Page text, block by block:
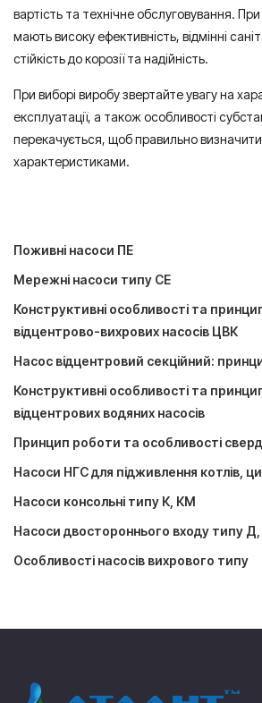
вартість та технічне обслуговування.
мають високу ефективність, відмінні
стійкість до корозії та надійність.
При виборі виробу звертайте увагу на
експлуатації, а також особливості
перекачується, щоб правильно
характеристиками.
Поживні насоси ПЕ
Мережні насоси типу СЕ
Конструктивні особливості та
відцентрово-вихрових насосів ЦВК
Насос відцентровий секційний:
Конструктивні особливості та
відцентрових водяних насосів
Принцип роботи та особливості
Насоси НГС для підживлення котлів,
Насоси консольні типу К, КМ
Насоси двостороннього входу типу Д,
Особливості насосів вихрового типу